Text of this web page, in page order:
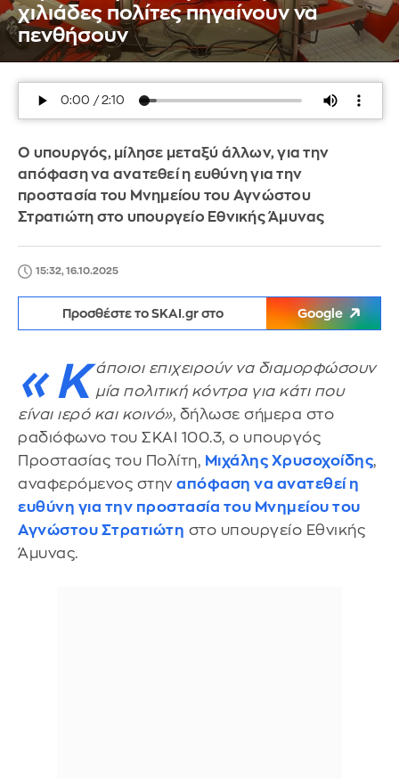
χιλιάδες πολίτες πηγαίνουν να
πενθήσουν
Ο υπουργός, μίλησε μεταξύ άλλων, για την
απόφαση να ανατεθεί η ευθύνη για την
προστασία του Μνημείου του Αγνώστου
Στρατιώτη στο υπουργείο Εθνικής Άμυνας
15:32, 16.10.2025
Προσθέστε το SKAI.gr στο Google
«Κ άποιοι επιχειρούν να διαμορφώσουν
μία πολιτική κόντρα για κάτι που
είναι ιερό και κοινό», δήλωσε σήμερα στο
ραδιόφωνο του ΣΚΑΙ 100.3, ο υπουργός
Προστασίας του Πολίτη, Μιχάλης Χρυσοχοίδης,
αναφερόμενος στην απόφαση να ανατεθεί η
ευθύνη για την προστασία του Μνημείου του
Αγνώστου Στρατιώτη στο υπουργείο Εθνικής
Άμυνας.